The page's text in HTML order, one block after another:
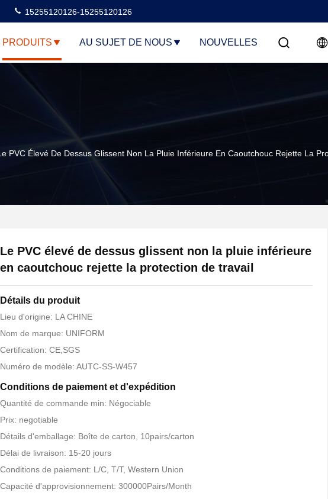
15255120126-15255120126
PRODUITS AU SUJET DE NOUS NOUVELLES
PVC Élevé De Dessus Glissent Non La Pluie Inférieure En Caoutchouc Rejette La
Le PVC élevé de dessus glissent non la pluie inférieure
en caoutchouc rejette la protection de travail
Détails du produit
Lieu d'origine: LA CHINE
Nom de marque: UNIFORM
Certification: CE,SGS
Numéro de modèle: AUTC-SS-W457
Conditions de paiement et d'expédition
Quantité de commande min: Négociable
Prix: negotiable
Détails d'emballage: Boîte de carton, 10pairs/carton
Délai de livraison: 15-20 jours
Conditions de paiement: L/C, T/T, Western Union
Capacité d'approvisionnement: 300000Pairs/Month